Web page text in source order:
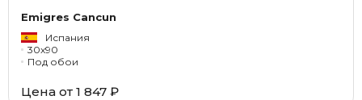
Emigres Cancun
Испания
30x90
Под обои
Цена от 1 847 ₽